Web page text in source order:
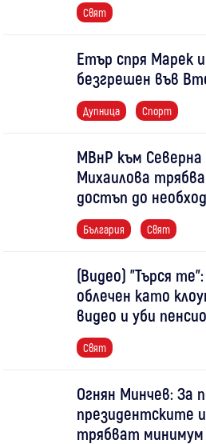
Свят
Етър спря Марек
безгрешен във
Дупница Спорт
МВнР към
Михаилова
достъп до
България Свят
(Видео) "Търся
облечен като
видео и уби
Свят
Огнян Минчев: За
президентските
трябват минимум